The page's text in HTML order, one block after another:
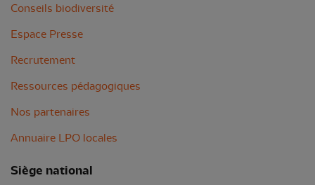
Conseils biodiversité
Espace Presse
Recrutement
Ressources pédagogiques
Nos partenaires
Annuaire LPO locales
Siège national